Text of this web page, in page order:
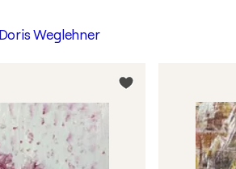
Doris Weglehner